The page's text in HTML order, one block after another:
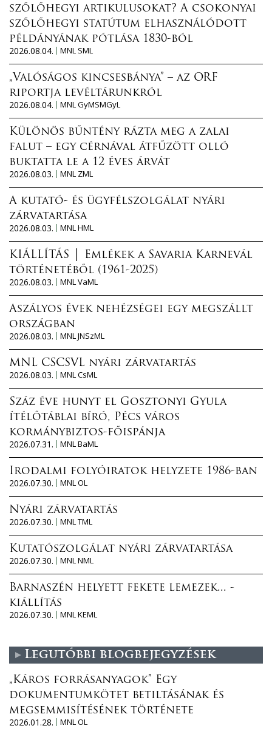
szőlőhegyi artikulusokat? A csokonyai
szőlőhegyi statútum elhasználódott
példányának pótlása 1830-ból
2026.08.04.
MNL SML
„Valóságos kincsesbánya” – az ORF
riportja levéltárunkról
2026.08.04.
MNL GyMSMGyL
Különös bűntény rázta meg a zalai
falut – egy cérnával átfűzött olló
buktatta le a 12 éves árvát
2026.08.03.
MNL ZML
A kutató- és ügyfélszolgálat nyári
zárvatartása
2026.08.03.
MNL HML
KIÁLLÍTÁS │ Emlékek a Savaria Karnevál
történetéből (1961-2025)
2026.08.03.
MNL VaML
Aszályos évek nehézségei egy megszállt
országban
2026.08.03.
MNL JNSzML
MNL CSCSVL nyári zárvatartás
2026.08.03.
MNL CsML
Száz éve hunyt el Gosztonyi Gyula
ítélőtáblai bíró, Pécs város
kormánybiztos-főispánja
2026.07.31.
MNL BaML
Irodalmi folyóiratok helyzete 1986-ban
2026.07.30.
MNL OL
Nyári zárvatartás
2026.07.30.
MNL TML
Kutatószolgálat nyári zárvatartása
2026.07.30.
MNL NML
Barnaszén helyett fekete lemezek... -
kiállítás
2026.07.30.
MNL KEML
Legutóbbi blogbejegyzések
„Káros forrásanyagok” Egy
dokumentumkötet betiltásának és
megsemmisítésének története
2026.01.28.
MNL OL